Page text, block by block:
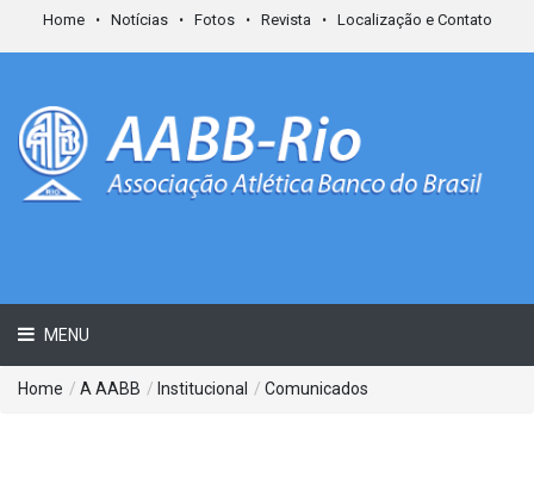
Home Notícias Fotos Revista Localização e Contato
MENU
Home / A AABB / Institucional / Comunicados